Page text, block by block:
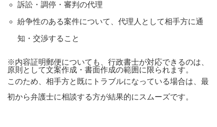
訴訟・調停・審判の代理
紛争性のある案件について、代理人として相手方に通
知・交渉すること
※内容証明郵便についても、行政書士が対応できるのは、
原則として文案作成・書面作成の範囲に限られます。
このため、相手方と既にトラブルになっている場合は、最
初から弁護士に相談する方が結果的にスムーズです。